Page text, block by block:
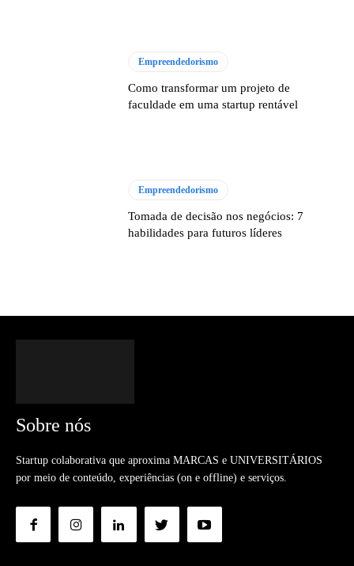
Empreendedorismo
Como transformar um projeto de
faculdade em uma startup rentável
Empreendedorismo
Tomada de decisão nos negócios: 7
habilidades para futuros líderes
Sobre nós
Startup colaborativa que aproxima MARCAS e UNIVERSITÁRIOS
por meio de conteúdo, experiências (on e offline) e serviços.